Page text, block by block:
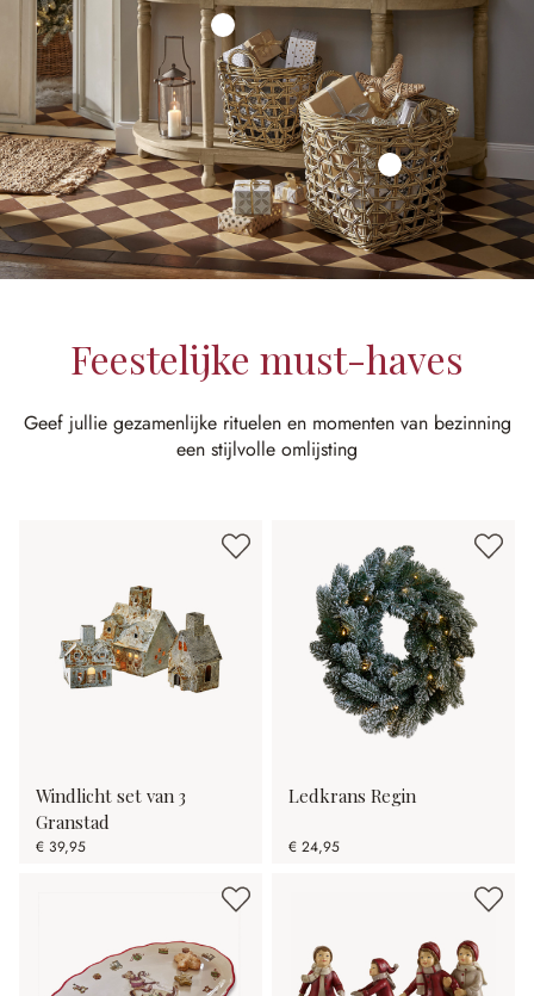
Feestelijke must-haves
Geef jullie gezamenlijke rituelen en momenten van bezinning
een stijlvolle omlijsting
Windlicht set van 3
Granstad
€ 39,95
Ledkrans Regin
€ 24,95